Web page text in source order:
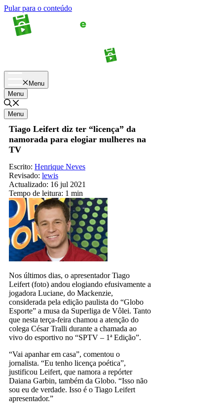
Pular para o conteúdo
Menu
Menu
Menu
Tiago Leifert diz ter “licença” da
namorada para elogiar mulheres na
TV
Escrito: Henrique Neves
Revisado: lewis
Actualizado: 16 jul 2021
Tempo de leitura: 1 min
Nos últimos dias, o apresentador Tiago
Leifert (foto) andou elogiando efusivamente a
jogadora Luciane, do Mackenzie,
considerada pela edição paulista do “Globo
Esporte” a musa da Superliga de Vôlei. Tanto
que nesta terça-feira chamou a atenção do
colega César Tralli durante a chamada ao
vivo do esportivo no “SPTV – 1ª Edição”.
“Vai apanhar em casa”, comentou o
jornalista. “Eu tenho licença poética”,
justificou Leifert, que namora a repórter
Daiana Garbin, também da Globo. “Isso não
sou eu de verdade. Isso é o Tiago Leifert
apresentador.”